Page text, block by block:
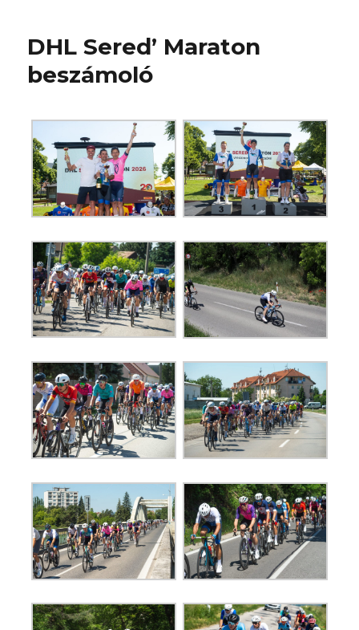
DHL Sered’ Maraton
beszámoló